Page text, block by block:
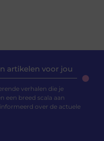
artikelen voor jou
verhalen die je
een breed scala aan
over de actuele